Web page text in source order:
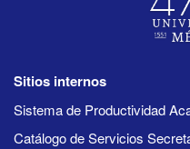
Sitios internos
Sistema de Productividad
Catálogo de Servicios